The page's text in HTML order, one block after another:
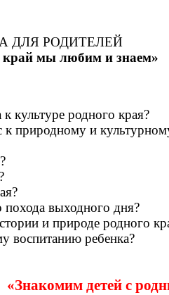
ДЛЯ РОДИТЕЛЕЙ
край мы любим и знаем»
культуре родного края?
к природному и
выходного дня?
и природе родного
воспитанию ребенка?
детей с